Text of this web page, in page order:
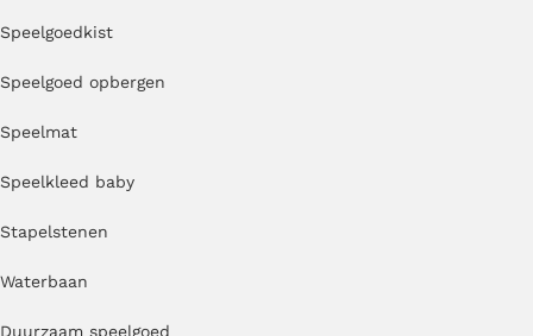
Speelgoedkist
Speelgoed opbergen
Speelmat
Speelkleed baby
Stapelstenen
Waterbaan
Duurzaam speelgoed